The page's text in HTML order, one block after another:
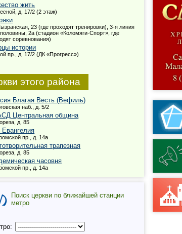
жить
д. 17/2 (2 этаж)
23 (где проходят тренировки), 3-я линия
2а (стадион «Коломяги-Спорт», где
соревнования)
истории
пр., д. 17/2 (ДК «Прогресс»)
этого района
Благая Весть (Вефиль)
наб., д. 5/2
Центральная община
д. 85
пр., д. 14а
трапезная
д. 85
часовня
пр., д. 14а
Поиск церкви по ближайшей станции
метро